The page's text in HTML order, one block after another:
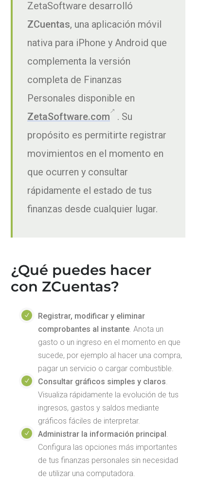
ZetaSoftware desarrolló
ZCuentas, una aplicación móvil
nativa para iPhone y Android que
complementa la versión
completa de Finanzas
Personales disponible en
ZetaSoftware.com
. Su
propósito es permitirte registrar
movimientos en el momento en
que ocurren y consultar
rápidamente el estado de tus
finanzas desde cualquier lugar.
¿Qué puedes hacer
con ZCuentas?
Registrar, modificar y eliminar
comprobantes al instante. Anota un
gasto o un ingreso en el momento en que
sucede, por ejemplo al hacer una compra,
pagar un servicio o cargar combustible.
Consultar gráficos simples y claros.
Visualiza rápidamente la evolución de tus
ingresos, gastos y saldos mediante
gráficos fáciles de interpretar.
Administrar la información principal.
Configura las opciones más importantes
de tus finanzas personales sin necesidad
de utilizar una computadora.